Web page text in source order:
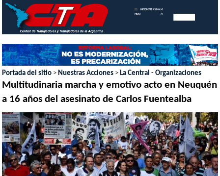
MENU
INICIOINSTITUCIONAL MEMORIAS
ANUALES
Portada del sitio > Nuestras Acciones > La Central - Organizaciones
Multitudinaria marcha y emotivo acto en Neuquén
a 16 años del asesinato de Carlos Fuentealba